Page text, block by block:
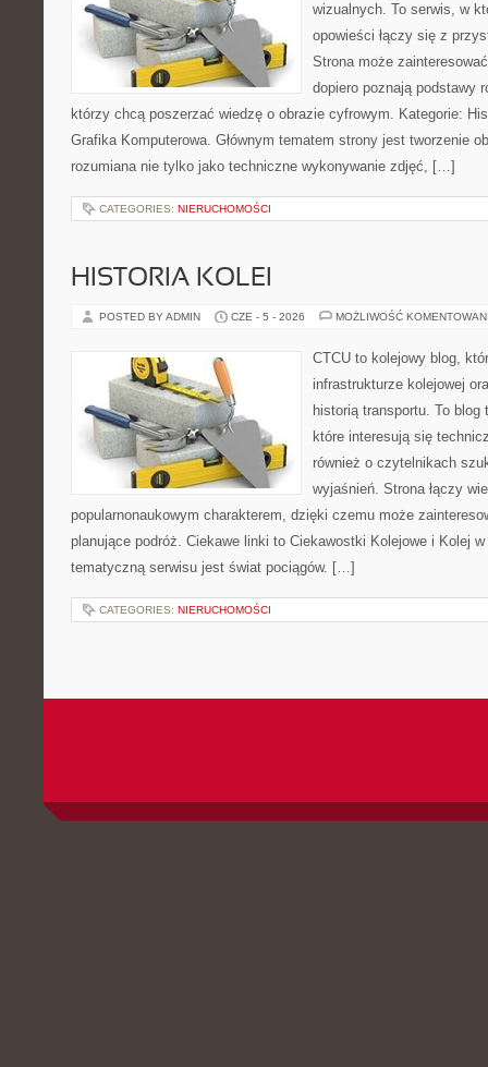
wizualnych. To serwis, w
opowieści łączy się z
Strona może
dopiero poznają podstawy
którzy chcą poszerzać wiedzę o obrazie cyfrowym. Kategorie:
Grafika Komputerowa. Głównym tematem strony jest tworzenie
rozumiana nie tylko jako techniczne wykonywanie zdjęć, […]
CATEGORIES: NIERUCHOMOŚCI
HISTORIA KOLEI
POSTED BY ADMIN CZE - 5 - 2026 MOŻLIWOŚĆ
CTCU to kolejowy blog,
infrastrukturze kolejowej
historią transportu. To
które interesują się
również o czytelnikach
wyjaśnień. Strona łączy
popularnonaukowym charakterem, dzięki czemu może
planujące podróż. Ciekawe linki to Ciekawostki Kolejowe i Kolej w
tematyczną serwisu jest świat pociągów. […]
CATEGORIES: NIERUCHOMOŚCI